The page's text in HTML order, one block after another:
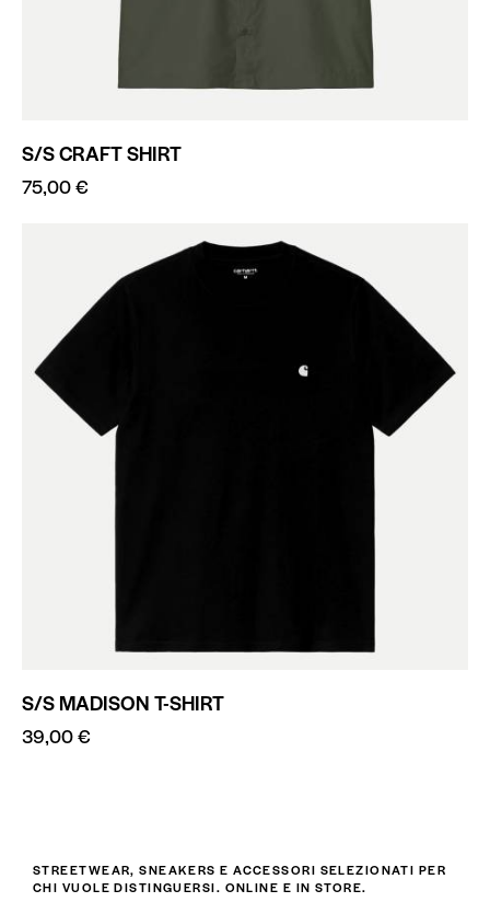
S/S CRAFT SHIRT
75,00€
S/S MADISON T-SHIRT
39,00€
STREETWEAR, SNEAKERS E ACCESSORI SELEZIONATI PER
CHI VUOLE DISTINGUERSI. ONLINE E IN STORE.